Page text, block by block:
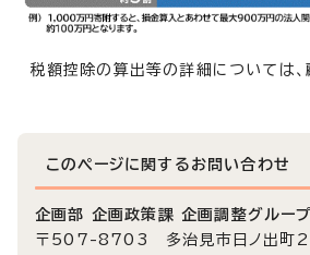
税額控除の算出等の詳細については
このページに関する お問い合わせ
企画部 企画政策課 企画調整グループ
〒507-8703 多治見市日ノ出町2